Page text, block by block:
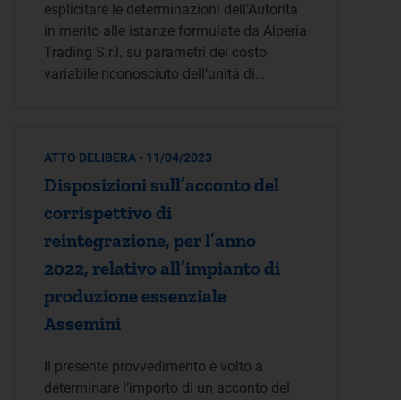
esplicitare le determinazioni dell’Autorità
in merito alle istanze formulate da Alperia
Trading S.r.l. su parametri del costo
variabile riconosciuto dell’unità di…
ATTO DELIBERA - 11/04/2023
Disposizioni sull’acconto del
corrispettivo di
reintegrazione, per l’anno
2022, relativo all’impianto di
produzione essenziale
Assemini
Il presente provvedimento è volto a
determinare l’importo di un acconto del